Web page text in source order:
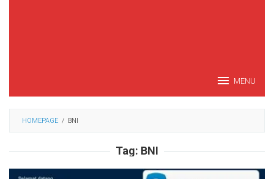
MENU
HOMEPAGE / BNI
Tag: BNI